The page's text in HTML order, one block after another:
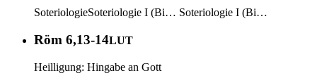
SoteriologieSoteriologie I (Bi… Soteriologie I (Bi…
Röm 6,13-14LUT
Heilligung: Hingabe an Gott